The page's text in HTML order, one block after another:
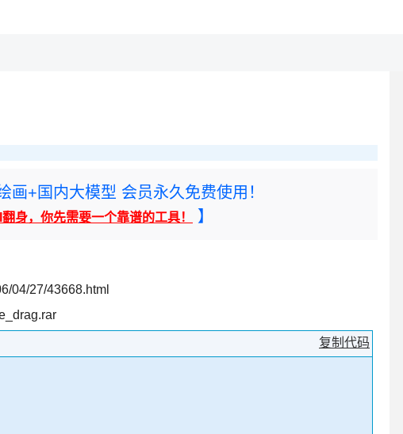
画+国内大模型 会员永久免费使用！
身，你先需要一个靠谱的工具！ 】
04/27/43668.html
复制代码